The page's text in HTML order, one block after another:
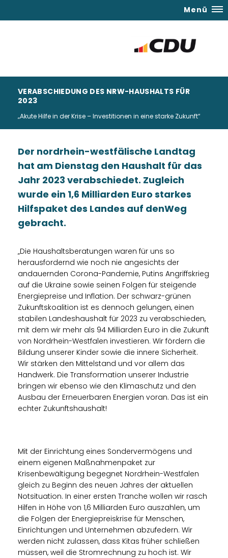
Menü
VERABSCHIEDUNG DES NRW-HAUSHALTS FÜR
2023
Akute Hilfe in der Krise – Investitionen in eine starke Zukunft“
Der nordrhein-westfälische Landtag
hat am Dienstag den Haushalt für das
Jahr 2023 verabschiedet. Zugleich
wurde ein 1,6 Milliarden Euro starkes
Hilfspaket des Landes auf denWeg
gebracht.
Die Haushaltsberatungen waren für uns so
herausfordernd wie noch nie angesichts der
andauernden Corona-Pandemie, Putins Angriffskrieg
auf die Ukraine sowie seinen Folgen für steigende
Energiepreise und Inflation. Der schwarz-grünen
Zukunftskoalition ist es dennoch gelungen, einen
stabilen Landeshaushalt für 2023 zu verabschieden,
mit dem wir mehr als 94 Milliarden Euro in die Zukunft
von Nordrhein-Westfalen investieren. Wir fördern die
Bildung unserer Kinder sowie die innere Sicherheit.
Wir stärken den Mittelstand und vor allem das
Handwerk. Die Transformation unserer Industrie
bringen wir ebenso wie den Klimaschutz und den
Ausbau der Erneuerbaren Energien voran. Das ist ein
echter Zukunftshaushalt!
Mit der Einrichtung eines Sondervermögens und
einem eigenen Maßnahmenpaket zur
Krisenbewältigung begegnet Nordrhein-Westfalen
gleich zu Beginn des neuen Jahres der aktuellen
Notsituation. In einer ersten Tranche wollen wir rasch
Hilfen in Höhe von 1,6 Milliarden Euro auszahlen, um
die Folgen der Energiepreiskrise für Menschen,
Einrichtungen und Unternehmen abzufedern. Wir
werden nicht zulassen, dass Kitas früher schließen
müssen, weil die Stromrechnung zu hoch ist. Wir